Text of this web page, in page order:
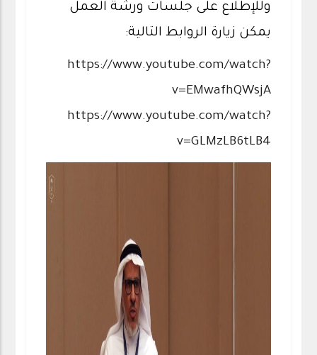
وللإطلاع على جلسات ورشة العمل
يمكن زيارة الروابط التالية:
https://www.youtube.com/watch?
v=EMwafhQWsjA
https://www.youtube.com/watch?
v=GLMzLB6tLB4